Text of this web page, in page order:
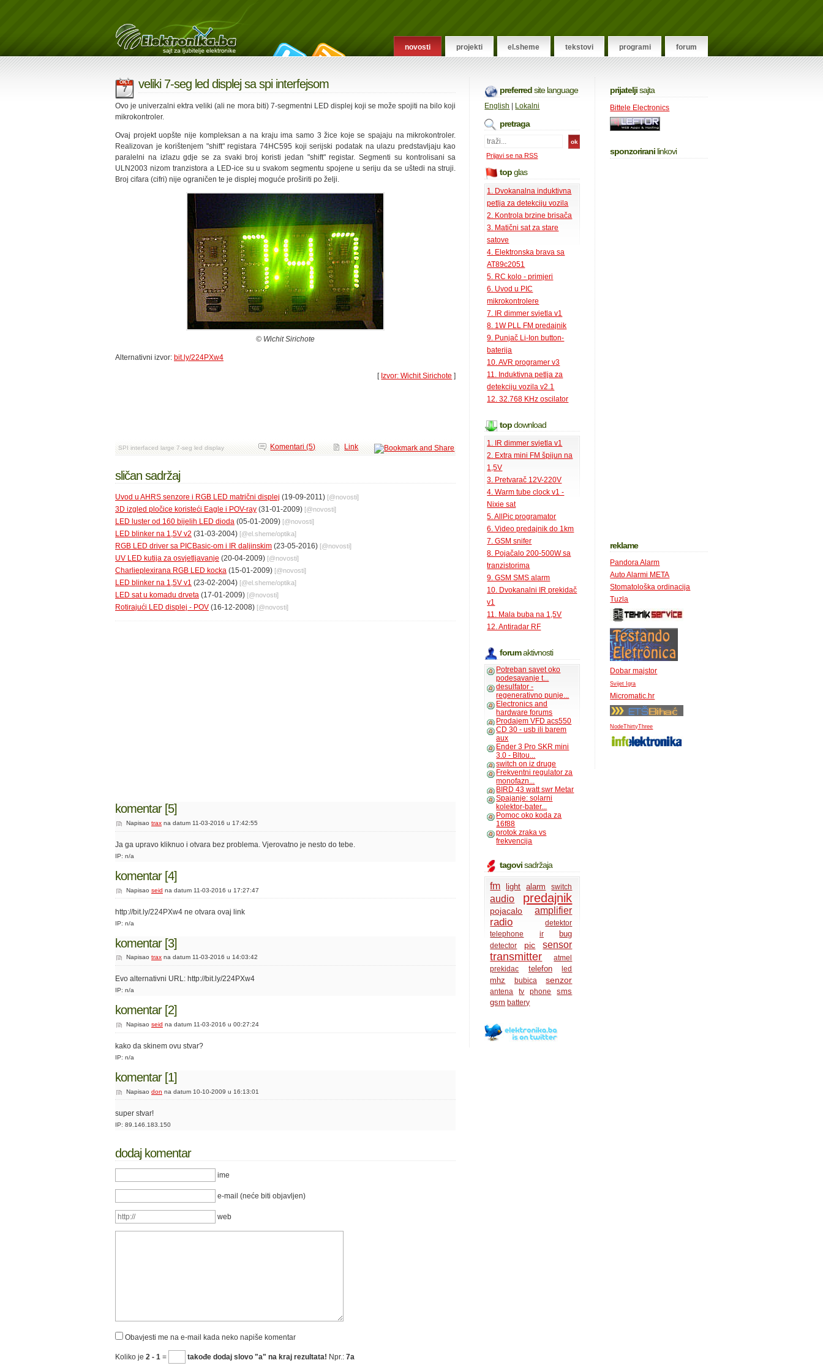
novosti projekti el.sheme tekstovi programi forum
OKT
7 veliki 7-seg led displej sa spi interfejsom
Ovo je univerzalni ektra veliki (ali ne mora biti) 7-segmentni LED displej koji se može spojiti na bilo koji
mikrokontroler.
Ovaj projekt uopšte nije kompleksan a na kraju ima samo 3 žice koje se spajaju na mikrokontroler.
Realizovan je korištenjem "shift" registara 74HC595 koji serijski podatak na ulazu predstavljaju kao
paralelni na izlazu gdje se za svaki broj koristi jedan "shift" registar. Segmenti su kontrolisani sa
ULN2003 nizom tranzistora a LED-ice su u svakom segmentu spojene u seriju da se uštedi na struji.
Broj cifara (cifri) nije ograničen te je displej moguće proširiti po želji.
© Wichit Sirichote
Alternativni izvor: bit.ly/224PXw4
[ Izvor: Wichit Sirichote ]
SPI interfaced large 7-seg led display Link
Komentari (5)
sličan sadržaj
Uvod u AHRS senzore i RGB LED matrični displej (19-09-2011) [@novosti]
3D izgled pločice koristeći Eagle i POV-ray (31-01-2009) [@novosti]
LED luster od 160 bijelih LED dioda (05-01-2009) [@novosti]
LED blinker na 1,5V v2 (31-03-2004) [@el.sheme/optika]
RGB LED driver sa PICBasic-om i IR daljinskim (23-05-2016) [@novosti]
UV LED kutija za osvjetljavanje (20-04-2009) [@novosti]
Charlieplexirana RGB LED kocka (15-01-2009) [@novosti]
LED blinker na 1,5V v1 (23-02-2004) [@el.sheme/optika]
LED sat u komadu drveta (17-01-2009) [@novosti]
Rotirajući LED displej - POV (16-12-2008) [@novosti]
komentar [5]
Napisao trax na datum 11-03-2016 u 17:42:55
Ja ga upravo kliknuo i otvara bez problema. Vjerovatno je nesto do tebe.
IP: n/a
komentar [4]
Napisao seid na datum 11-03-2016 u 17:27:47
http://bit.ly/224PXw4 ne otvara ovaj link
IP: n/a
komentar [3]
Napisao trax na datum 11-03-2016 u 14:03:42
Evo alternativni URL: http://bit.ly/224PXw4
IP: n/a
komentar [2]
Napisao seid na datum 11-03-2016 u 00:27:24
kako da skinem ovu stvar?
IP: n/a
komentar [1]
Napisao don na datum 10-10-2009 u 16:13:01
super stvar!
IP: 89.146.183.150
dodaj komentar
ime
e-mail (neće biti objavljen)
web
Obavjesti me na e-mail kada neko napiše komentar
Koliko je 2 - 1 = takođe dodaj slovo "a" na kraj rezultata! Npr.: 7a
preferredsite language
English Lokalni
pretraga
Prijavi se na RSS
topglas
1. Dvokanalna induktivna
petlja za detekciju vozila
2. Kontrola brzine brisača
3. Matični sat za stare
satove
4. Elektronska brava sa
AT89c2051
5. RC kolo - primjeri
6. Uvod u PIC
mikrokontrolere
7. IR dimmer svjetla v1
8. 1W PLL FM predajnik
9. Punjač Li-Ion button-
baterija
10. AVR programer v3
11. Induktivna petlja za
detekciju vozila v2.1
12. 32.768 KHz oscilator
topdownload
1. IR dimmer svjetla v1
2. Extra mini FM špijun na
1,5V
3. Pretvarač 12V-220V
4. Warm tube clock v1 -
Nixie sat
5. AllPic programator
6. Video predajnik do 1km
7. GSM snifer
8. Pojačalo 200-500W sa
tranzistorima
9. GSM SMS alarm
10. Dvokanalni IR prekidač
v1
11. Mala buba na 1,5V
12. Antiradar RF
forumaktivnosti
Potreban savet oko
podesavanje t...
desulfator -
regenerativno punje...
Electronics and
hardware forums
Prodajem VFD acs550
CD 30 - usb ili barem
aux
Ender 3 Pro SKR mini
3.0 - Bltou...
switch on iz druge
Frekventni regulator za
monofazn...
BIRD 43 watt swr Metar
Spajanje: solarni
kolektor-bater...
Pomoc oko koda za
16f88
protok zraka vs
frekvencija
tagovisadržaja
fm light alarm switch
audio predajnik
pojacalo amplifier
radio
detektor
telephone
ir bug
detector pic sensor
transmitter
atmel
prekidac
telefon led
mhz bubica senzor
antena tv phone
sms
gsm battery
prijateljisajta
Bittele Electronics
sponzorirani linkovi
reklame
Pandora Alarm
Auto Alarmi META
Stomatološka ordinacija
Tuzla
Dobar majstor
Svijet Igra
Micromatic.hr
NodeThirtyThree